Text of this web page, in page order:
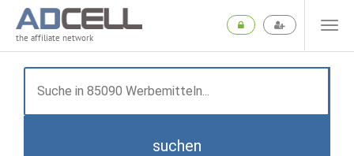
the affiliate network
suchen